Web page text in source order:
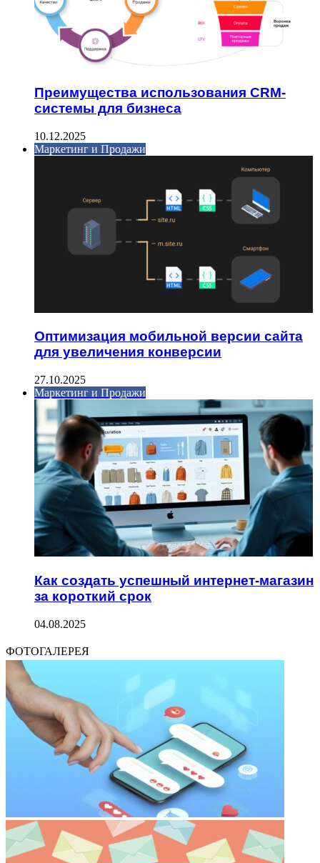
Преимущества использования CRM-
системы для бизнеса
10.12.2025
Маркетинг и Продажи
Оптимизация мобильной версии сайта
для увеличения конверсии
27.10.2025
Маркетинг и Продажи
Как создать успешный интернет-магазин
за короткий срок
04.08.2025
ФОТОГАЛЕРЕЯ